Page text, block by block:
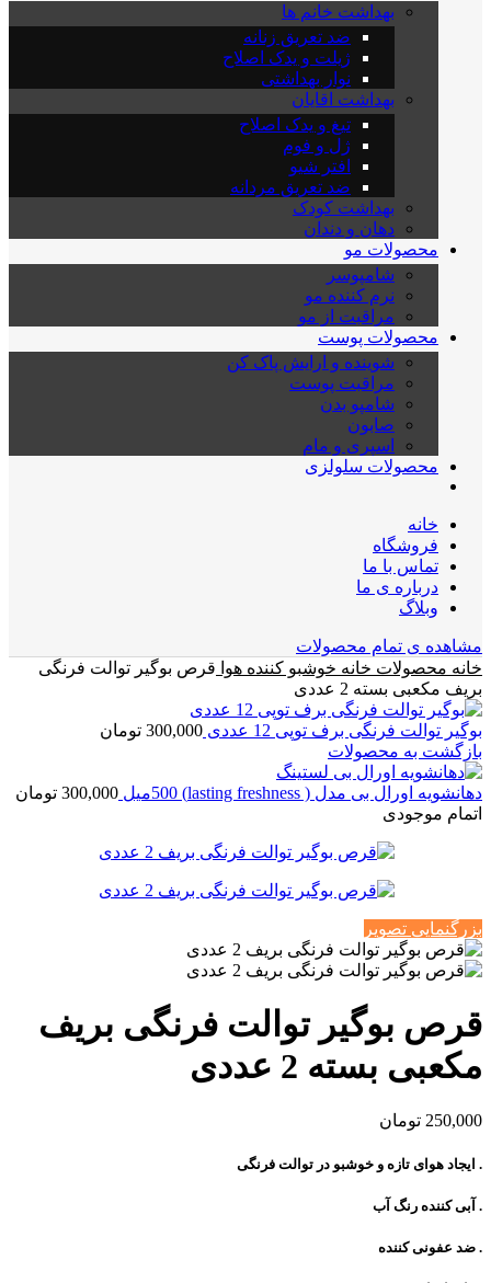
بهداشت خانم ها
ضد تعریق زنانه
ژیلت و یدک اصلاح
نوار بهداشتی
بهداشت اقایان
تیغ و یدک اصلاح
ژل و فوم
افتر شیو
ضد تعریق مردانه
بهداشت کودک
دهان و دندان
محصولات مو
شامپوسر
نرم کننده مو
مراقبت از مو
محصولات پوست
شوینده و ارایش پاک کن
مراقبت پوست
شامپو بدن
صابون
اسپری و مام
محصولات سلولزی
خانه
فروشگاه
تماس با ما
درباره ی ما
وبلاگ
مشاهده ی تمام محصولات
خانه محصولات خانه خوشبو کننده هوا قرص بوگیر توالت فرنگی
بریف مکعبی بسته 2 عددی
بوگیر توالت فرنگی برف توپی 12 عددی 300,000 تومان
بازگشت به محصولات
دهانشویه اورال بی مدل ( lasting freshness) 500میل 300,000 تومان
اتمام موجودی
بزرگنمایی تصویر
قرص بوگیر توالت فرنگی بریف
مکعبی بسته 2 عددی
250,000 تومان
. ایجاد هوای تازه و خوشبو در توالت فرنگی
. آبی کننده رنگ آب
. ضد عفونی کننده